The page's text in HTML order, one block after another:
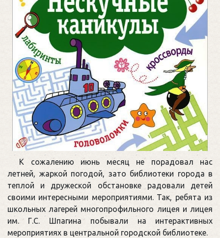
К сожалению июнь месяц не порадовал нас
летней, жаркой погодой, зато библиотеки города в
теплой и дружеской обстановке радовали детей
своими интересными мероприятиями. Так, ребята из
школьных лагерей многопрофильного лицея и лицея
им. Г.С. Шпагина побывали на интерактивных
мероприятиях в центральной городской библиотеке.